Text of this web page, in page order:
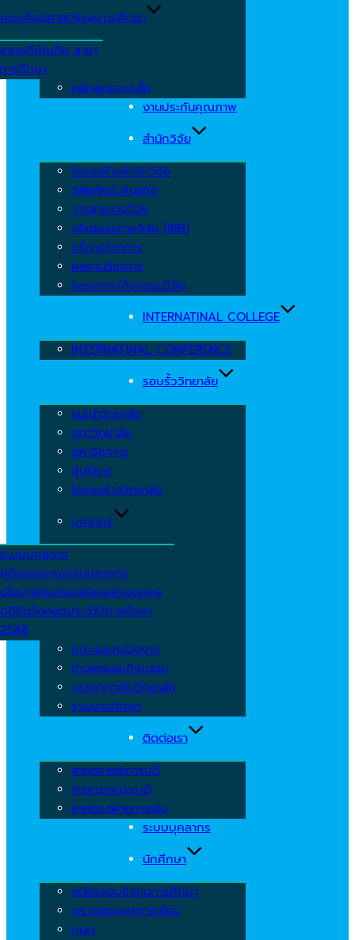
คณะศิลปศาสตร์และการศึกษา
ดุษฎีบัณฑิต สาขา
ารศึกษา
หลักสูตรระยะสั้น
งานประกันคุณภาพ
สำนักวิจัย
โครงสร้างสำนักวิจัย
วิสัยทัศน์ พันธกิจ
วารสารงานวิจัย
จริยธรรมการวิจัย (IRB)
บริการวิชาการ
ผลงานวิชาการ
โครงการ/กิจกรรมวิจัย
INTERNATINAL COLLEGE
INTERNATINAL CONFERENCE
รอบรั้ววิทยาลัย
แนะนำวิทยาลัย
สภาวิทยาลัย
สภาวิชาการ
ผู้บริหาร
โครงสร้างวิทยาลัย
บุคลากร
ระบบบุคลากร
คู่มือจรรยาบรรณบุคลากร
นโยบายคุ้มครองข้อมูลส่วนบุคคล
ปฏิทินวันหยุดประจำปีการศึกษา
2568
คณะและหน่วยงาน
ข่าวสารและกิจกรรม
บรรยากาศในวิทยาลัย
ร่วมงานกับเรา
ติดต่อเรา
สายตรงอธิการบดี
สายตรงคณะบดี
สายตรงฝ่ายการเงิน
ระบบบุคลากร
นักศึกษา
สมัครสอบชิงทุนการศึกษา
ตรวจสอบผลการเรียน
กยศ.